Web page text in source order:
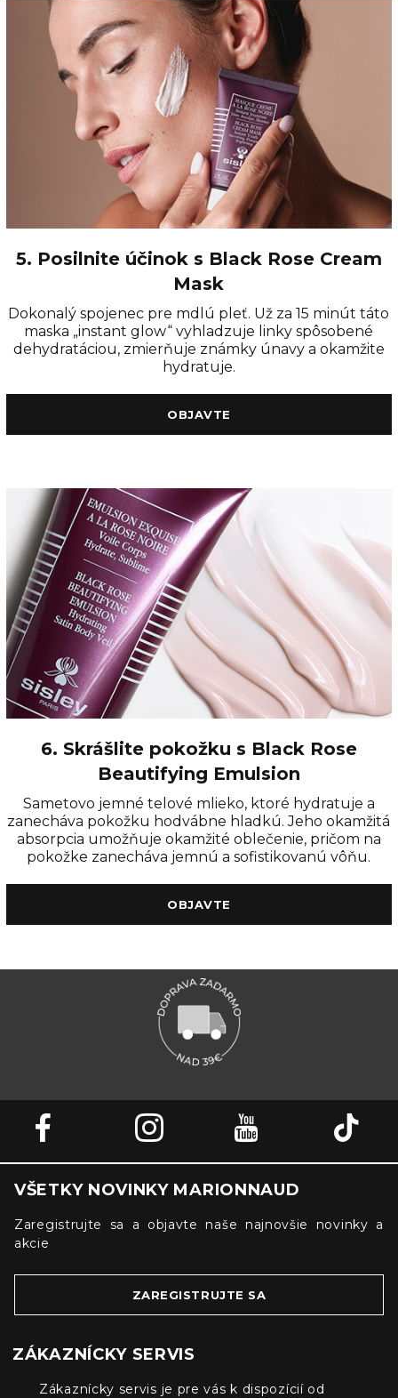
5. Posilnite účinok s Black Rose Cream
Mask
Dokonalý spojenec pre mdlú pleť. Už za 15 minút táto
maska „instant glow“ vyhladzuje linky spôsobené
dehydratáciou, zmierňuje známky únavy a okamžite
hydratuje.
OBJAVTE
6. Skrášlite pokožku s Black Rose
Beautifying Emulsion
Sametovo jemné telové mlieko, ktoré hydratuje a
zanecháva pokožku hodvábne hladkú. Jeho okamžitá
absorpcia umožňuje okamžité oblečenie, pričom na
pokožke zanecháva jemnú a sofistikovanú vôňu.
OBJAVTE
VŠETKY NOVINKY MARIONNAUD
Zaregistrujte sa a objavte naše najnovšie novinky a
akcie
ZAREGISTRUJTE SA
ZÁKAZNÍCKY SERVIS
Zákaznícky servis je pre vás k dispozícií od